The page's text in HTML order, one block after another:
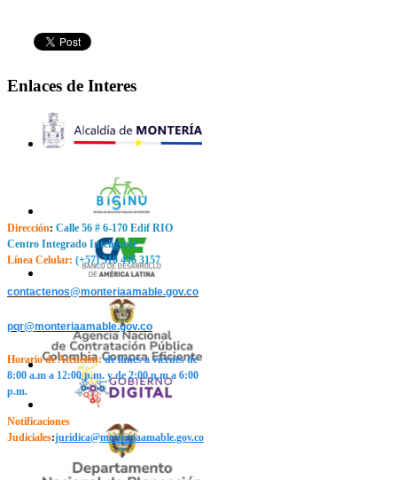
Enlaces de Interes
Dirección: Calle 56 # 6-170 Edif RIO
Centro Integrado Inteligente
Línea Celular: (+57) 310 446 3157
contactenos@monteriaamable.gov.co
pqr@monteriaamable.gov.co
Horario de Atención: de lunes a viernes de
8:00 a.m a 12:00 p.m. y de 2:00 p.m a 6:00
p.m.
Notificaciones
Judiciales:juridica@monteriaamable.gov.co